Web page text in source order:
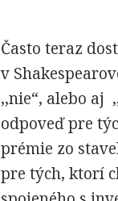
Často teraz
v
,,nie“, alebo aj
odpoveď pre
prémie zo
pre tých, ktorí